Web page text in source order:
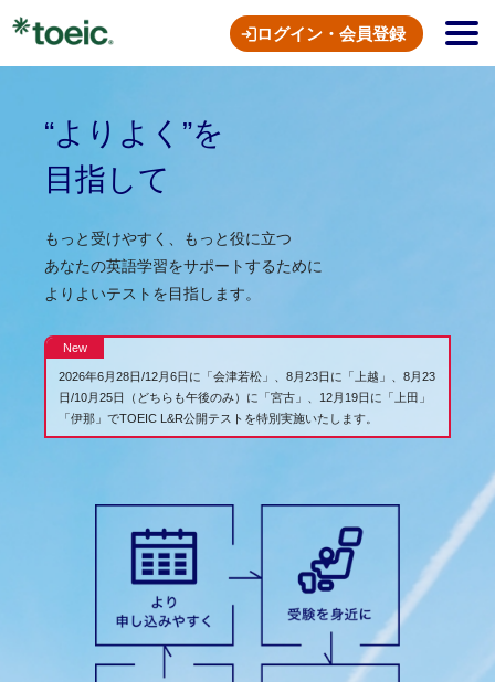
ログイン・会員登録
“よりよく”を
目指して
もっと受けやすく、もっと役に立つ
あなたの英語学習をサポートするために
よりよいテストを目指します。
2026年6月28日/12月6日に「会津若松」、8月23日に「上越」、8月23
日/10月25日（どちらも午後のみ）に「宮古」、12月19日に「上田」
「伊那」でTOEIC L&R公開テストを特別実施いたします。